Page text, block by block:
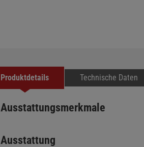
Produktdetails Technische Daten
Ausstattungsmerkmale
Ausstattung